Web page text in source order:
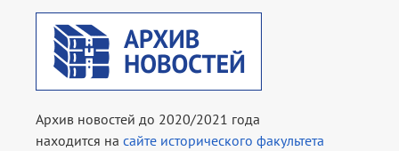
Архив новостей до 2020/2021 года
находится на сайте исторического факультета